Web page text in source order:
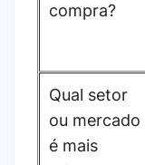
compra?
Qual setor
ou mercado
é mais